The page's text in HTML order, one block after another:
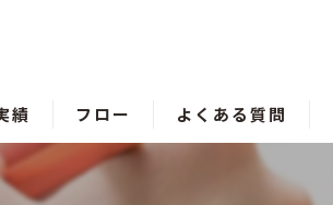
績 フロー よくある質問